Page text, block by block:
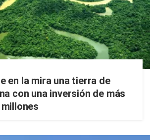
en la mira una tierra de
con una inversión de más